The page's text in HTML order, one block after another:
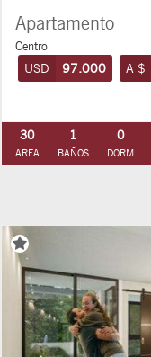
Apartamento
Centro
USD 97.000 A $
30
AREA
1
BAÑOS
0
DORM